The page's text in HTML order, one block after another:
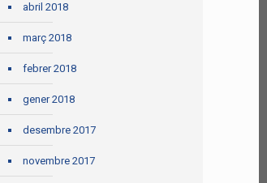
abril 2018
març 2018
febrer 2018
gener 2018
desembre 2017
novembre 2017